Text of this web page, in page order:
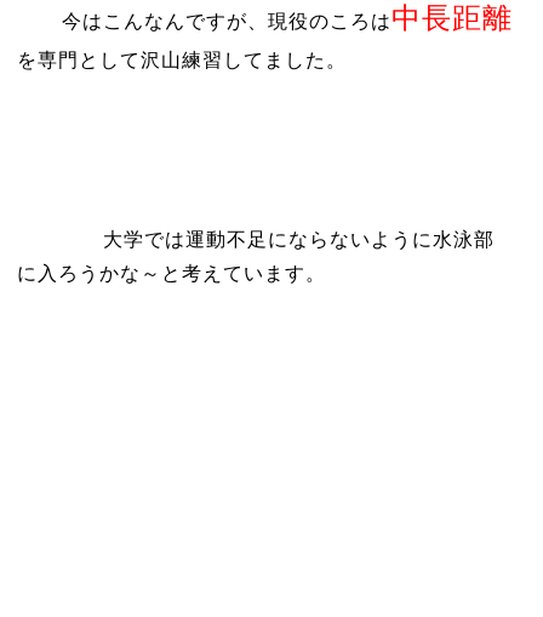
今はこんなんですが、現役のころは中長距離
を専門として沢山練習してました。
大学では運動不足にならないように水泳部
に入ろうかな～と考えています。